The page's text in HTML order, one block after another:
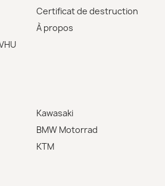
Certificat de destruction
À propos
Kawasaki
BMW Motorrad
KTM